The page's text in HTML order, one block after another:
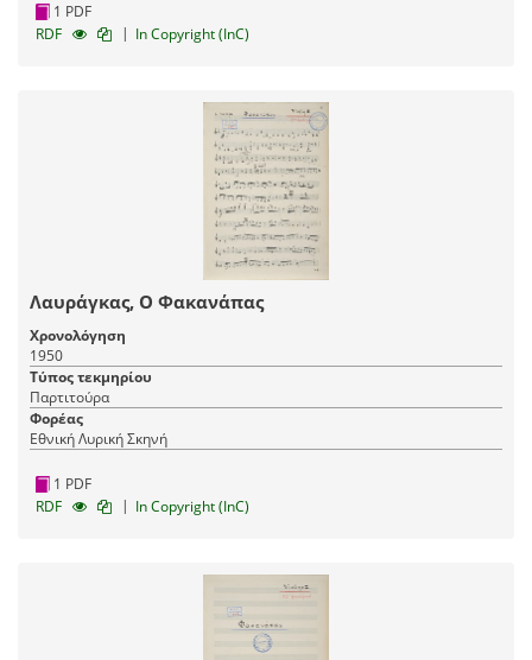
1 PDF
RDF
| In Copyright (InC)
Λαυράγκας, Ο Φακανάπας
Χρονολόγηση
1950
Τύπος τεκμηρίου
Παρτιτούρα
Φορέας
Εθνική Λυρική Σκηνή
1 PDF
RDF
| In Copyright (InC)